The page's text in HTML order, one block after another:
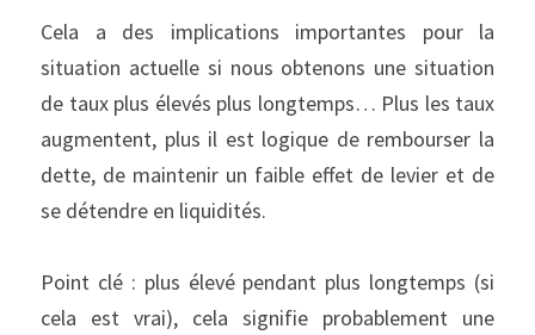
Cela a des implications importantes pour la
situation actuelle si nous obtenons une situation
de taux plus élevés plus longtemps… Plus les taux
augmentent, plus il est logique de rembourser la
dette, de maintenir un faible effet de levier et de
se détendre en liquidités.
Point clé : plus élevé pendant plus longtemps (si
cela est vrai), cela signifie probablement une